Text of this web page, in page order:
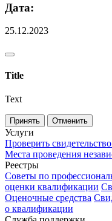
Дата:
25.12.2023
Title
Text
Принять Отменить
Услуги
Проверить
Места проведения
Реестры
Советы по
оценки квалификации
Оценочные средства
о квалификации